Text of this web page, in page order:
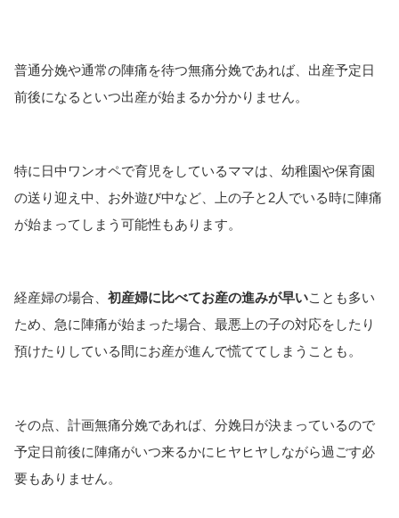
普通分娩や通常の陣痛を待つ無痛分娩であれば、出産予定日
前後になるといつ出産が始まるか分かりません。
特に日中ワンオペで育児をしているママは、幼稚園や保育園
の送り迎え中、お外遊び中など、上の子と2人でいる時に陣痛
が始まってしまう可能性もあります。
経産婦の場合、 初産婦に比べてお産の進みが早いことも多い
ため、急に陣痛が始まった場合、最悪上の子の対応をしたり
預けたりしている間にお産が進んで慌ててしまうことも。
その点、計画無痛分娩であれば、分娩日が決まっているので
予定日前後に陣痛がいつ来るかにヒヤヒヤしながら過ごす必
要もありません。